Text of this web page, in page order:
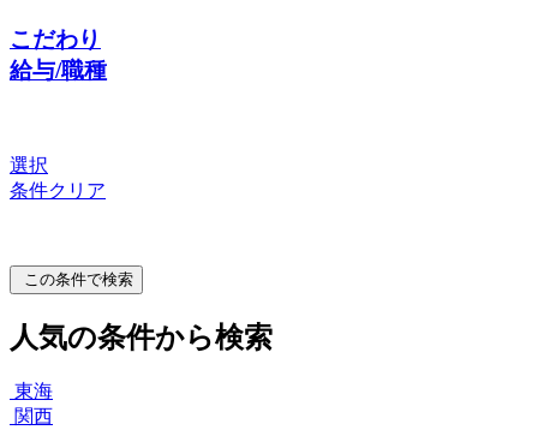
こだわり
給与/職種
選択
条件クリア
この条件で検索
人気の条件から検索
東海
関西